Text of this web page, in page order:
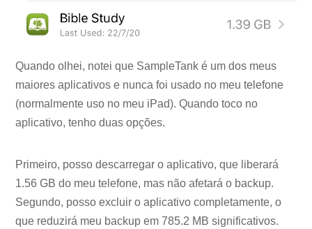
Quando olhei, notei que SampleTank é um dos meus
maiores aplicativos e nunca foi usado no meu telefone
(normalmente uso no meu iPad). Quando toco no
aplicativo, tenho duas opções.
Primeiro, posso descarregar o aplicativo, que liberará
1.56 GB do meu telefone, mas não afetará o backup.
Segundo, posso excluir o aplicativo completamente, o
que reduzirá meu backup em 785.2 MB significativos.